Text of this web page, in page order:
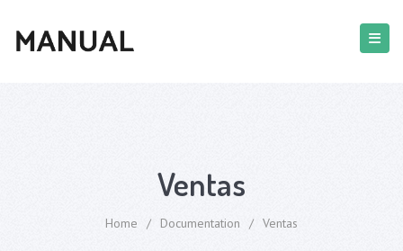
Ventas
Home / Documentation / Ventas